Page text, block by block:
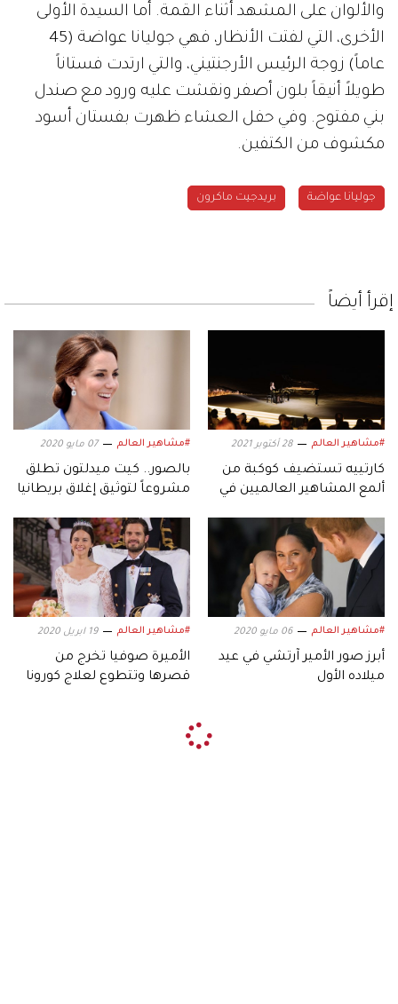
والألوان على المشهد أثناء القمة. أما السيدة الأولى
الأخرى، التي لفتت الأنظار، فهي جوليانا عواضة (45
عاماً) زوجة الرئيس الأرجنتيني، والتي ارتدت فستاناً
طويلاً أنيقاً بلون أصفر ونقشت عليه ورود مع صندل
بني مفتوح. وفي حفل العشاء ظهرت بفستان أسود
مكشوف من الكتفين.
جوليانا عواضة بريدجيت ماكرون
إقرأ أيضاً
#مشاهير العالم 28 أكتوبر 2021
كارتييه تستضيف كوكبة من
ألمع المشاهير العالميين في
#مشاهير العالم 07 مايو 2020
بالصور.. كيت ميدلتون تطلق
مشروعاً لتوثيق إغلاق بريطانيا
#مشاهير العالم 06 مايو 2020
أبرز صور الأمير آرتشي في عيد
ميلاده الأول
#مشاهير العالم 19 ابريل 2020
الأميرة صوفيا تخرج من
قصرها وتتطوع لعلاج كورونا